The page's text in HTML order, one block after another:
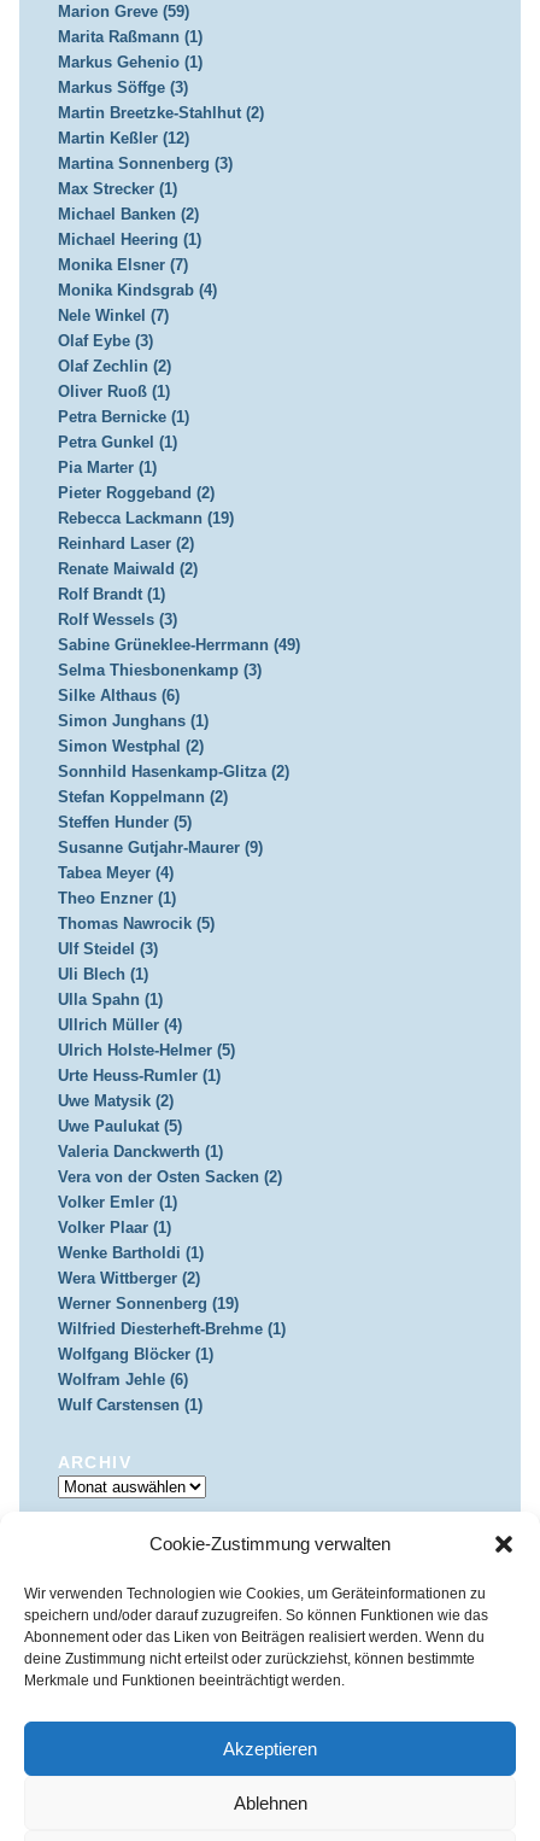
Cookie-Zustimmung verwalten
Wir verwenden Technologien wie Cookies, um Geräteinformationen zu
speichern und/oder darauf zuzugreifen. So können Funktionen wie das
Abonnement oder das Liken von Beiträgen realisiert werden. Wenn du
deine Zustimmung nicht erteilst oder zurückziehst, können bestimmte
Merkmale und Funktionen beeinträchtigt werden.
Akzeptieren
Ablehnen
Marion Greve (59)
Marita Raßmann (1)
Markus Gehenio (1)
Markus Söffge (3)
Martin Breetzke-Stahlhut (2)
Martin Keßler (12)
Martina Sonnenberg (3)
Max Strecker (1)
Michael Banken (2)
Michael Heering (1)
Monika Elsner (7)
Monika Kindsgrab (4)
Nele Winkel (7)
Olaf Eybe (3)
Olaf Zechlin (2)
Oliver Ruoß (1)
Petra Bernicke (1)
Petra Gunkel (1)
Pia Marter (1)
Pieter Roggeband (2)
Rebecca Lackmann (19)
Reinhard Laser (2)
Renate Maiwald (2)
Rolf Brandt (1)
Rolf Wessels (3)
Sabine Grüneklee-Herrmann (49)
Selma Thiesbonenkamp (3)
Silke Althaus (6)
Simon Junghans (1)
Simon Westphal (2)
Sonnhild Hasenkamp-Glitza (2)
Stefan Koppelmann (2)
Steffen Hunder (5)
Susanne Gutjahr-Maurer (9)
Tabea Meyer (4)
Theo Enzner (1)
Thomas Nawrocik (5)
Ulf Steidel (3)
Uli Blech (1)
Ulla Spahn (1)
Ullrich Müller (4)
Ulrich Holste-Helmer (5)
Urte Heuss-Rumler (1)
Uwe Matysik (2)
Uwe Paulukat (5)
Valeria Danckwerth (1)
Vera von der Osten Sacken (2)
Volker Emler (1)
Volker Plaar (1)
Wenke Bartholdi (1)
Wera Wittberger (2)
Werner Sonnenberg (19)
Wilfried Diesterheft-Brehme (1)
Wolfgang Blöcker (1)
Wolfram Jehle (6)
Wulf Carstensen (1)
ARCHIV
Archiv
IMPRESSUM & DATENSCHUTZ
Datenschutz
Kirchenkreis Essen | Referat für Presse- und Öffentlichkeitsarbeit /
Haus der Evangelischen Kirche | III. Hagen 39 / 45127 Essen
Impressum|Datenschutz
Fon 0201 / 22 05-221 | Fax 0201 / 22 05-223 | e-Mail